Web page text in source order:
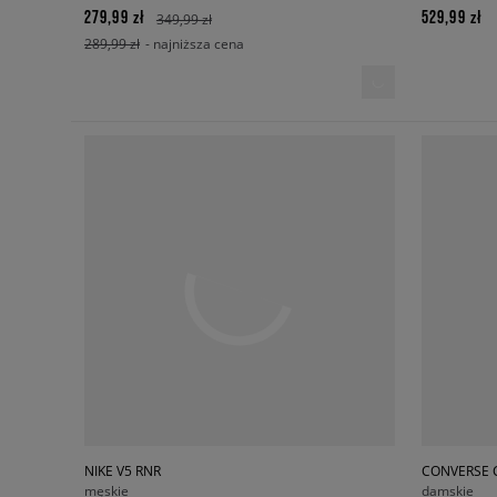
279,99 zł
349,99 zł
289,99 zł - najniższa cena
529,99 zł
NIKE V5 RNR
męskie
CONVERSE
damskie